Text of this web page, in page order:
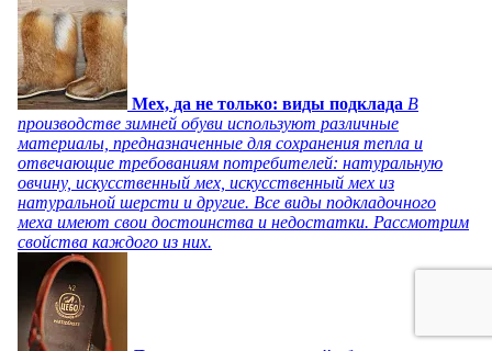
Мех, да не только: виды подклада В
производстве зимней обуви используют различные
материалы, предназначенные для сохранения тепла и
отвечающие требованиям потребителей: натуральную
овчину, искусственный мех, искусственный мех из
натуральной шерсти и другие. Все виды подкладочного
меха имеют свои достоинства и недостатки. Рассмотрим
свойства каждого из них.